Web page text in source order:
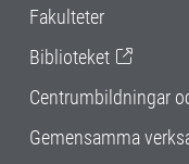
Fakulteter
Biblioteket
Centrumbildningar
Gemensamma